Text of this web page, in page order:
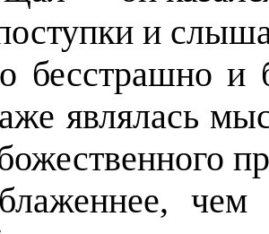
и
бесстрашно и
являлась